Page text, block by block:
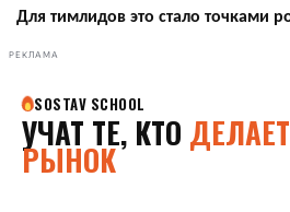
Для тимлидов это стало точками
РЕКЛАМА